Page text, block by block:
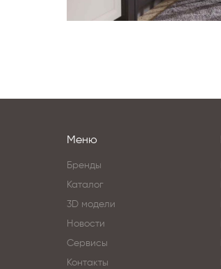
Меню
Бренды
Каталог
3D модели
Новости
Сервисы
Контакты